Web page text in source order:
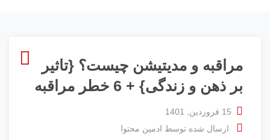
مراقبه و مدیتیشن چیست؟ {تاثیر
بر ذهن و زندگی} + 6 خطر مراقبه
15 فروردین, 1401
ارسال شده توسط ادمین محتوا